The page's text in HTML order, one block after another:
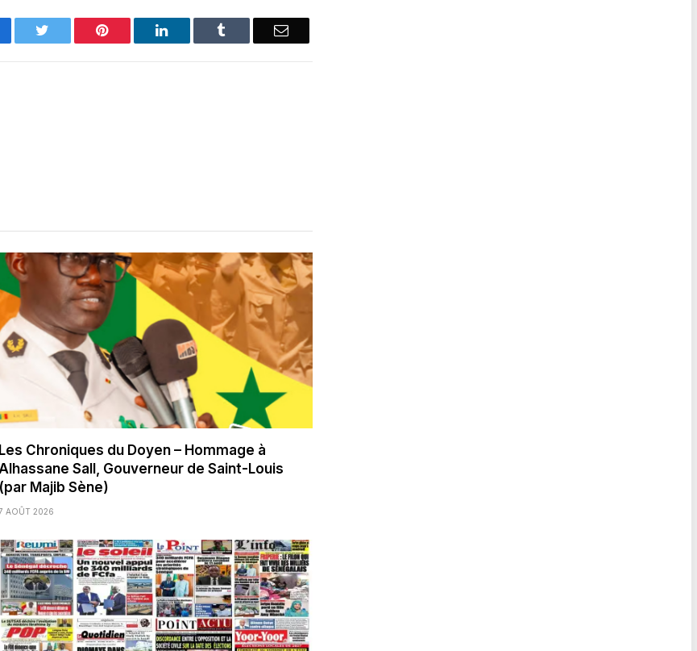
Pinterest LinkedIn Email
Les Chroniques du Doyen – Hommage à
Sall, Gouverneur de Saint-Louis
(par Majib Sène)
AOÛT 2026